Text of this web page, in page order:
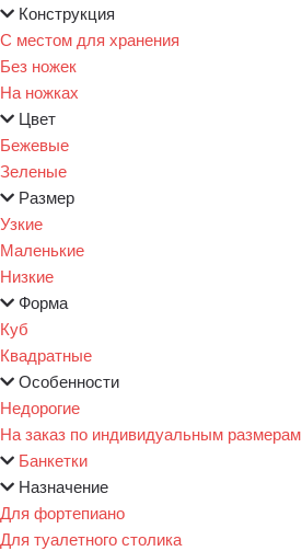
Конструкция
С местом для хранения
Без ножек
На ножках
Цвет
Бежевые
Зеленые
Размер
Узкие
Маленькие
Низкие
Форма
Куб
Квадратные
Особенности
Недорогие
На заказ по индивидуальным размерам
Банкетки
Назначение
Для фортепиано
Для туалетного столика